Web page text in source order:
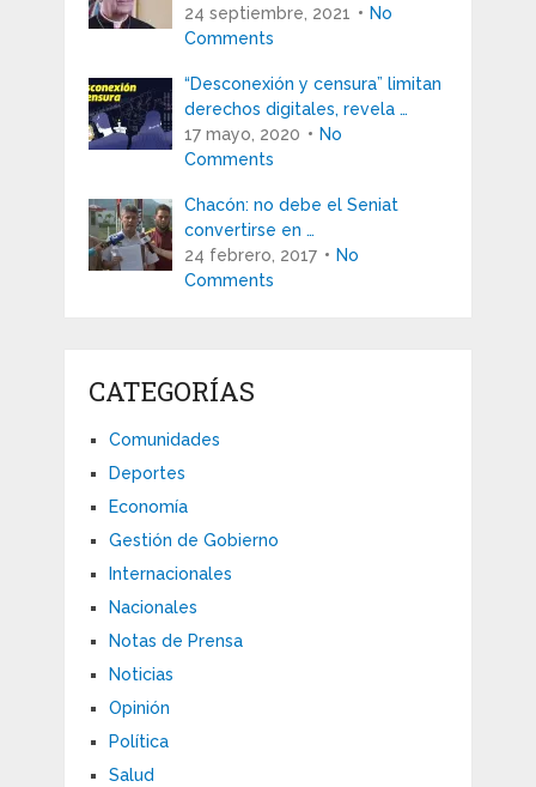
24 septiembre, 2021
No
Comments
“Desconexión y censura” limitan
derechos digitales, revela …
17 mayo, 2020
No
Comments
Chacón: no debe el Seniat
convertirse en …
24 febrero, 2017
No
Comments
CATEGORÍAS
Comunidades
Deportes
Economía
Gestión de Gobierno
Internacionales
Nacionales
Notas de Prensa
Noticias
Opinión
Política
Salud